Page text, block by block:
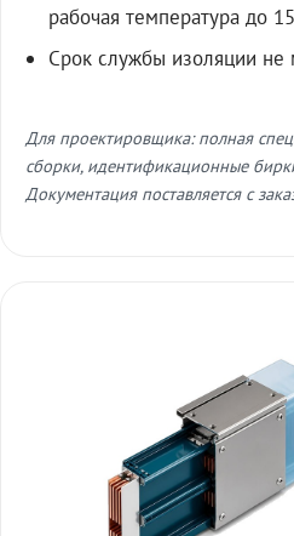
рабочая температура до
Срок службы изоляции не
Для проектировщика: полная
сборки, идентификационные
Документация поставляется с